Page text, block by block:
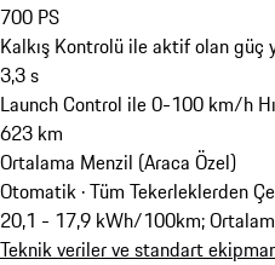
700 PS
Kalkış Kontrolü ile aktif olan güç
3,3s
Launch Control ile 0-100 km/h
623 km
Ortalama Menzil (Araca Özel)
Otomatik · Tüm Tekerleklerden
20,1 - 17,9 kWh/100km;
Teknik veriler ve standart